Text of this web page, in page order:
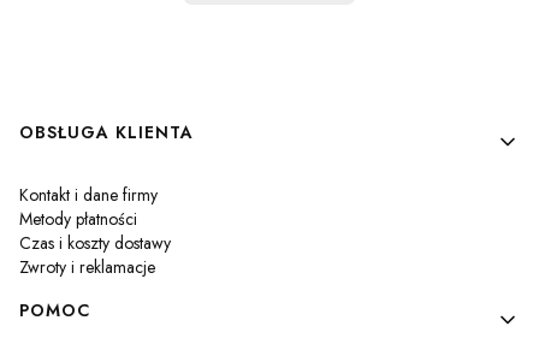
Linki w stopce
OBSŁUGA KLIENTA
Kontakt i dane firmy
Metody płatności
Czas i koszty dostawy
Zwroty i reklamacje
POMOC